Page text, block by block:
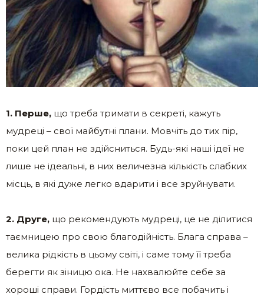
1. Перше, що треба тримати в секреті, кажуть
мудреці – свої майбутні плани. Мовчіть до тих пір,
поки цей план не здійсниться. Будь-які наші ідеї не
лише не ідеальні, в них величезна кількість слабких
місць, в які дуже легко вдарити і все зруйнувати.
2. Друге, що рекомендують мудреці, це не ділитися
таємницею про свою благодійність. Блага справа –
велика рідкість в цьому світі, і саме тому її треба
берегти як зіницю ока. Не нахвалюйте себе за
хороші справи. Гордість миттєво все побачить і